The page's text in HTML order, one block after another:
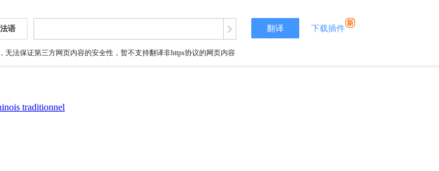
法语 翻译 下载插件
无法保证第三方网页内容的安全性，暂不支持翻译非https协议的网页内容